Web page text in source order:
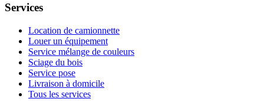
Services
Location de camionnette
Louer un équipement
Service mélange de couleurs
Sciage du bois
Service pose
Livraison à domicile
Tous les services